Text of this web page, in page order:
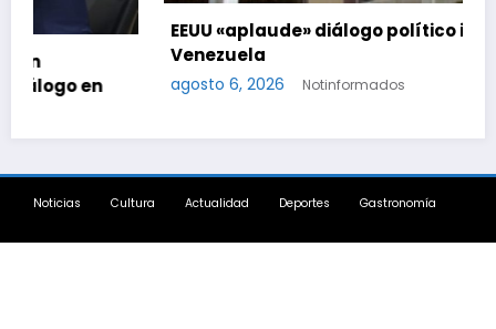
EEUU «aplaude» diálogo político iniciado en
agosto 6, 2026 Notinformados
Noticias Cultura Actualidad Deportes Gastronomía